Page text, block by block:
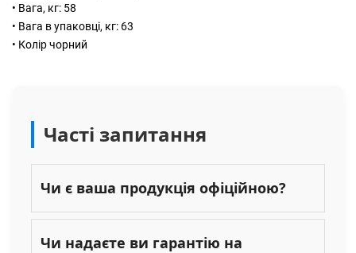
• Вага, кг: 58
• Вага в упаковці, кг: 63
• Колір чорний
Часті запитання
Чи є ваша продукція офіційною?
Чи надаєте ви гарантію на